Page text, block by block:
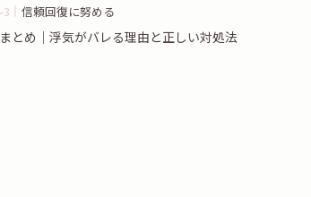
信頼回復に努める
まとめ｜浮気がバレる理由と正しい対処法